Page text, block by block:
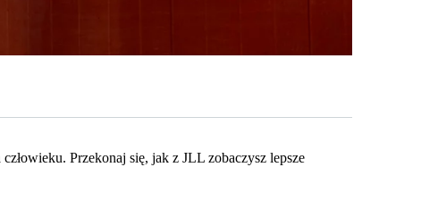
Przekonaj się, jak z JLL zobaczysz lepsze